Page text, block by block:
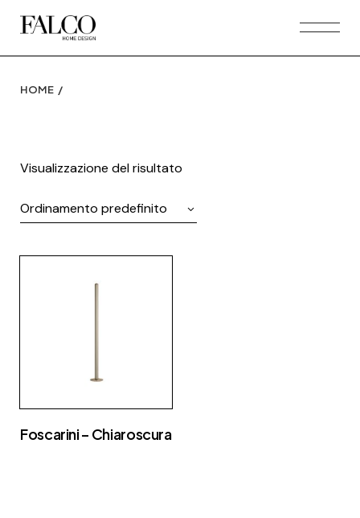
HOME
Visualizzazione del risultato
Ordinamento predefinito
Foscarini – Chiaroscura